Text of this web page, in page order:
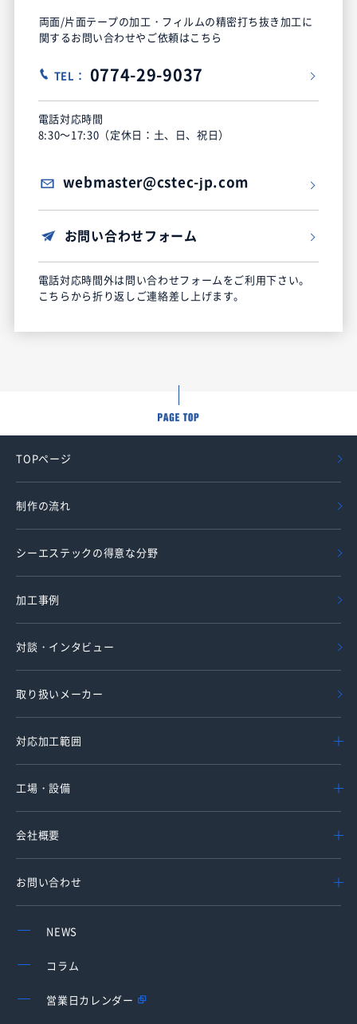
両面/片面テープの加工・フィルムの精密打ち抜き加工に
関するお問い合わせやご依頼はこちら
TEL： 0774-29-9037
電話対応時間
8:30～17:30（定休日：土、日、祝日）
webmaster@cstec-jp.com
お問い合わせフォーム
電話対応時間外は問い合わせフォームをご利用下さい。
こちらから折り返しご連絡差し上げます。
TOPページ
制作の流れ
シーエステックの得意な分野
加工事例
対談・インタビュー
取り扱いメーカー
対応加工範囲
工場・設備
会社概要
お問い合わせ
NEWS
コラム
営業日カレンダー